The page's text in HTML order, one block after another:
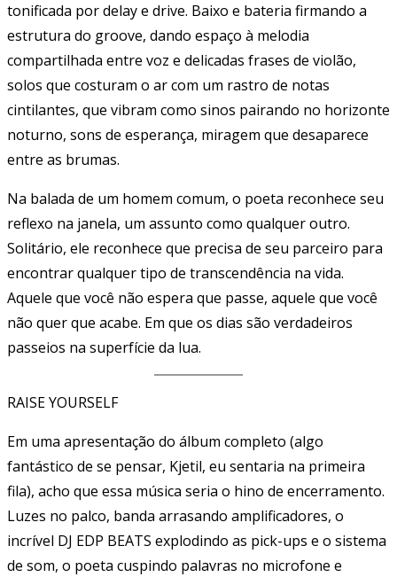
tonificada por delay e drive. Baixo e bateria firmando a
estrutura do groove, dando espaço à melodia
compartilhada entre voz e delicadas frases de violão,
solos que costuram o ar com um rastro de notas
cintilantes, que vibram como sinos pairando no horizonte
noturno, sons de esperança, miragem que desaparece
entre as brumas.
Na balada de um homem comum, o poeta reconhece seu
reflexo na janela, um assunto como qualquer outro.
Solitário, ele reconhece que precisa de seu parceiro para
encontrar qualquer tipo de transcendência na vida.
Aquele que você não espera que passe, aquele que você
não quer que acabe. Em que os dias são verdadeiros
passeios na superfície da lua.
RAISE YOURSELF
Em uma apresentação do álbum completo (algo
fantástico de se pensar, Kjetil, eu sentaria na primeira
fila), acho que essa música seria o hino de encerramento.
Luzes no palco, banda arrasando amplificadores, o
incrível DJ EDP BEATS explodindo as pick-ups e o sistema
de som, o poeta cuspindo palavras no microfone e